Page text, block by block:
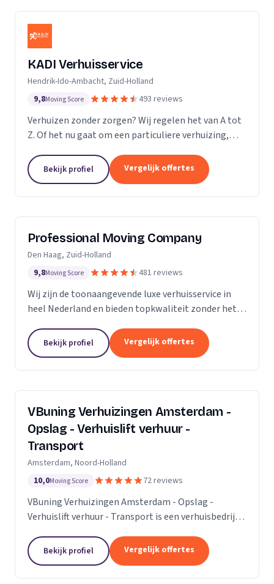
KADI Verhuisservice
Hendrik-Ido-Ambacht, Zuid-Holland
9,8Moving Score 493 reviews
Verhuizen zonder zorgen? Wij regelen het van A tot
Z. Of het nu gaat om een particuliere verhuizing,
snel, zorgvuldig en betrouwbaar. Van inpakken en
monteren tot transport en tijdelijke opslag — u
kunt op ons rekenen. Met onze professionele
Bekijk profiel Vergelijk offertes
Professional Moving Company
Den Haag, Zuid-Holland
9,8Moving Score 481 reviews
Wij zijn de toonaangevende luxe verhuisservice in
heel Nederland en bieden topkwaliteit zonder het
verhuisproces te transformeren in een naadloze en...
Bekijk profiel Vergelijk offertes
VBuning Verhuizingen Amsterdam -
Opslag - Verhuislift verhuur -
Transport
Amsterdam, Noord-Holland
10,0Moving Score 72 reviews
VBuning Verhuizingen Amsterdam - Opslag -
Verhuislift verhuur - Transport is een verhuisbedrijf
Bekijk profiel Vergelijk offertes